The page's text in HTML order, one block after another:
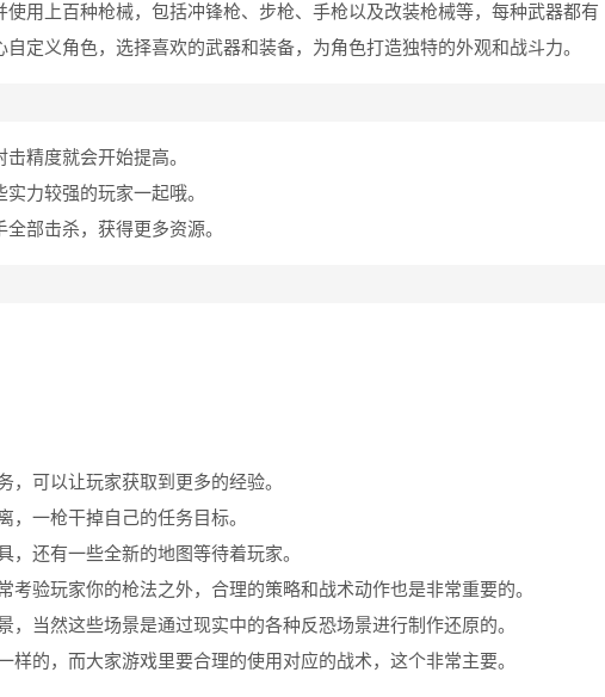
用上百种枪械，包括冲锋枪、步枪、手枪以及改装枪械等，每种武器都有
定义角色，选择喜欢的武器和装备，为角色打造独特的外观和战斗力。
精度就会开始提高。
力较强的玩家一起哦。
部击杀，获得更多资源。
可以让玩家获取到更多的经验。
一枪干掉自己的任务目标。
还有一些全新的地图等待着玩家。
验玩家你的枪法之外，合理的策略和战术动作也是非常重要的。
当然这些场景是通过现实中的各种反恐场景进行制作还原的。
的，而大家游戏里要合理的使用对应的战术，这个非常主要。